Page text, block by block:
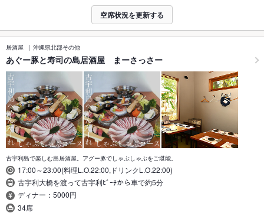
空席状況を更新する
居酒屋 沖縄県北部その他
あぐー豚と寿司の島居酒屋 まーさっさー
古宇利島で楽しむ島居酒屋。アグー豚でしゃぶしゃぶをご堪能。
17:00～23:00(料理L.O.22:00,ドリンクL.O.22:00)
古宇利大橋を渡って古宇利ﾋﾞｰﾁから車で約5分
ディナー：5000円
34席